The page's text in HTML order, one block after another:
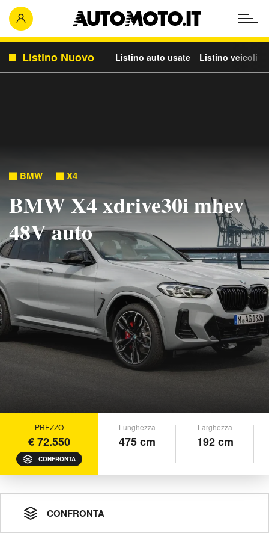
Listino Nuovo Listino auto usate Listino veicoli
BMW X4
BMW X4 xdrive30i mhev
48V auto
PREZZO
€ 72.550
CONFRONTA
Lunghezza
475 cm
Larghezza
192 cm
CONFRONTA